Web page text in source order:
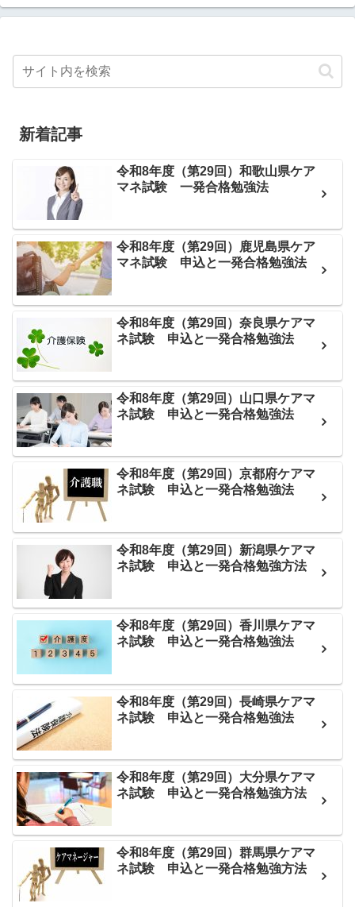
新着記事
令和8年度（第29回）和歌山県ケア
マネ試験 一発合格勉強法
令和8年度（第29回）鹿児島県ケア
マネ試験 申込と一発合格勉強法
令和8年度（第29回）奈良県ケアマ
ネ試験 申込と一発合格勉強法
令和8年度（第29回）山口県ケアマ
ネ試験 申込と一発合格勉強法
令和8年度（第29回）京都府ケアマ
ネ試験 申込と一発合格勉強法
令和8年度（第29回）新潟県ケアマ
ネ試験 申込と一発合格勉強方法
令和8年度（第29回）香川県ケアマ
ネ試験 申込と一発合格勉強法
令和8年度（第29回）長崎県ケアマ
ネ試験 申込と一発合格勉強法
令和8年度（第29回）大分県ケアマ
ネ試験 申込と一発合格勉強方法
令和8年度（第29回）群馬県ケアマ
ネ試験 申込と一発合格勉強方法